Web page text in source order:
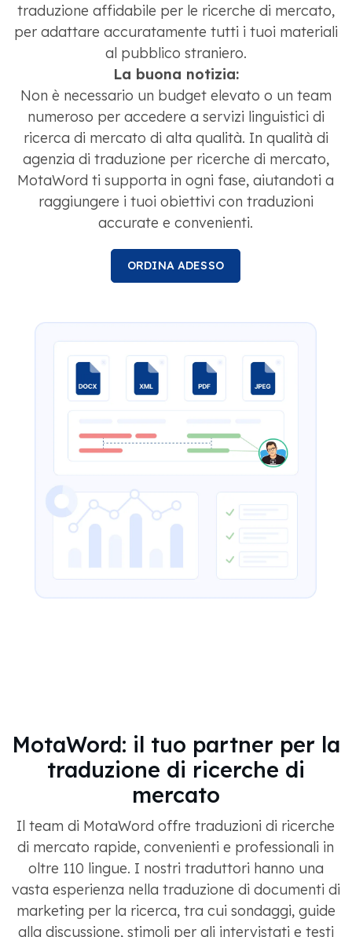
traduzione affidabile per le ricerche di mercato,
per adattare accuratamente tutti i tuoi materiali
al pubblico straniero.
La buona notizia:
Non è necessario un budget elevato o un team
numeroso per accedere a servizi linguistici di
ricerca di mercato di alta qualità. In qualità di
agenzia di traduzione per ricerche di mercato,
MotaWord ti supporta in ogni fase, aiutandoti a
raggiungere i tuoi obiettivi con traduzioni
accurate e convenienti.
ORDINA ADESSO
MotaWord: il tuo partner per la
traduzione di ricerche di
mercato
Il team di MotaWord offre traduzioni di ricerche
di mercato rapide, convenienti e professionali in
oltre 110 lingue. I nostri traduttori hanno una
vasta esperienza nella traduzione di documenti di
marketing per la ricerca, tra cui sondaggi, guide
alla discussione, stimoli per gli intervistati e testi